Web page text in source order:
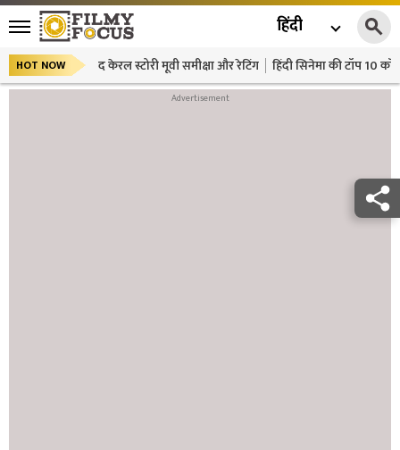
हिंदी
HOT NOW द केरल स्टोरी मूवी समीक्षा और रेटिंग हिंदी सिनेमा की टॉप 10